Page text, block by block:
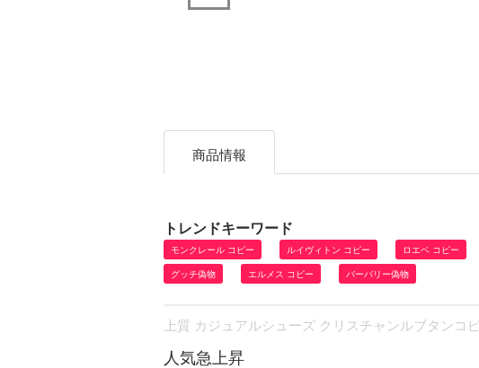
商品情報
トレンドキーワード
モンクレール コピー ルイヴィトン コピー ロエベ コピー
グッチ偽物 エルメス コピー バーバリー偽物
上質 カジュアルシューズ クリスチャンルブタンコ
人気急上昇